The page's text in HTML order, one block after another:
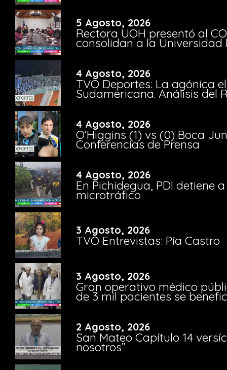
5 Agosto, 2026
Rectora UOH presentó al
consolidan a la Universidad
4 Agosto, 2026
TVO Deportes: La agónica
Sudamericana. Análisis del
4 Agosto, 2026
O’Higgins (1) vs (0) Boca
Conferencias de Prensa
4 Agosto, 2026
En Pichidegua, PDI detiene
microtráfico
3 Agosto, 2026
TVO Entrevistas: Pía Castro
3 Agosto, 2026
Gran operativo médico
de 3 mil pacientes se
2 Agosto, 2026
San Mateo Capítulo 14
nosotros”